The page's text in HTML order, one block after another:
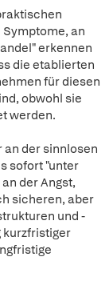
an
erkennen
die etablierten
für diesen
obwohl sie
werden.
der sinnlosen
sofort "unter
der Angst,
sicheren, aber
und -
kurzfristiger